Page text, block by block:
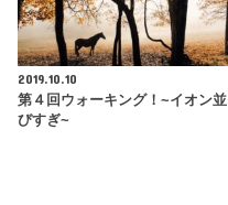
2019.10.10
第４回ウォーキング！~イオン並
びすぎ~